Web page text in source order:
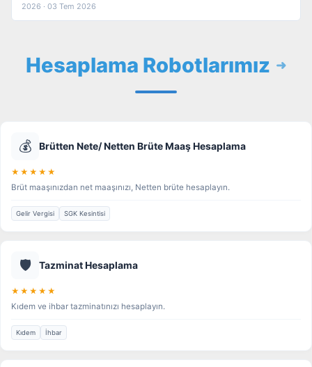
2026 · 03 Tem 2026
Hesaplama Robotlarımız
💰 Brütten Nete/ Netten Brüte Maaş Hesaplama
★★★★★
Brüt maaşınızdan net maaşınızı, Netten brüte hesaplayın.
Gelir Vergisi SGK Kesintisi
🛡️ Tazminat Hesaplama
★★★★★
Kıdem ve ihbar tazminatınızı hesaplayın.
Kıdem İhbar